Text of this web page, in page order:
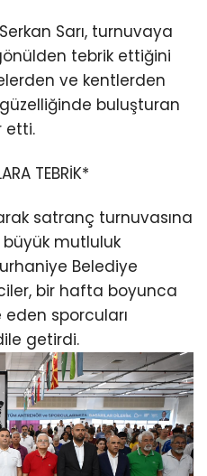
Sarı, turnuvaya
tebrik ettiğini
ve kentlerden
güzelliğinde buluşturan
etti.
TEBRİK*
satranç turnuvasına
mutluluk
Belediye
bir hafta boyunca
sporcuları
getirdi.